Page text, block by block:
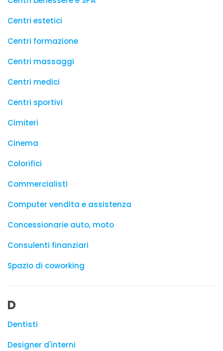
Centri estetici
Centri formazione
Centri massaggi
Centri medici
Centri sportivi
Cimiteri
Cinema
Colorifici
Commercialisti
Computer vendita e assistenza
Concessionarie auto, moto
Consulenti finanziari
Spazio di coworking
D
Dentisti
Designer d'interni